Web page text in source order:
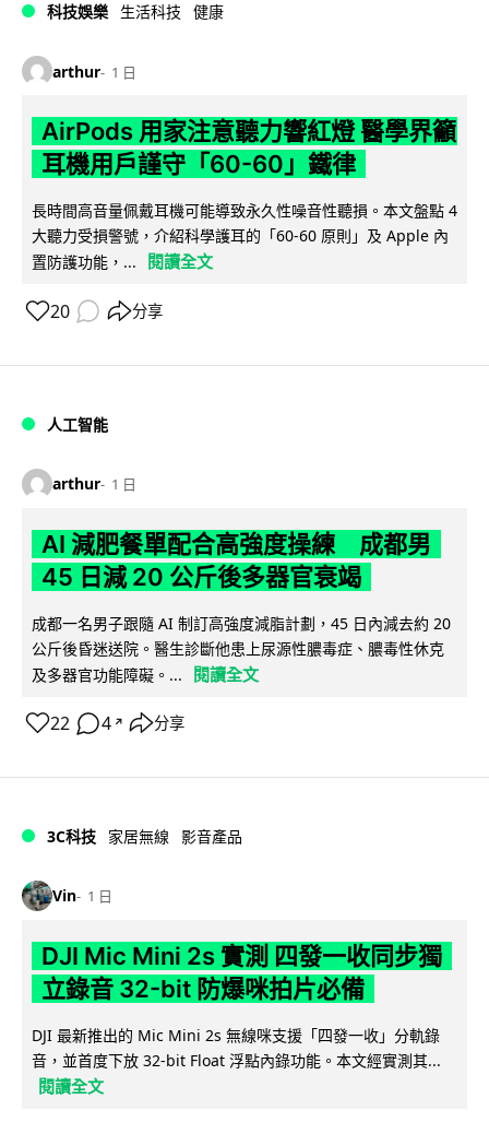
科技娛樂 生活科技 健康
arthur 1 日
AirPods 用家注意聽力響紅燈 醫學界籲
耳機用戶謹守「60-60」鐵律
長時間高音量佩戴耳機可能導致永久性噪音性聽損。本文盤點 4
大聽力受損警號，介紹科學護耳的「60-60 原則」及 Apple 內
置防護功能，...
閱讀全文
20 分享
人工智能
arthur 1 日
AI 減肥餐單配合高強度操練 成都男
45 日減 20 公斤後多器官衰竭
成都一名男子跟隨 AI 制訂高強度減脂計劃，45 日內減去約 20
公斤後昏迷送院。醫生診斷他患上尿源性膿毒症、膿毒性休克
及多器官功能障礙。...
閱讀全文
22 4 ↗ 分享
3C科技 家居無線 影音產品
Vin 1 日
DJI Mic Mini 2s 實測 四發一收同步獨
立錄音 32-bit 防爆咪拍片必備
DJI 最新推出的 Mic Mini 2s 無線咪支援「四發一收」分軌錄
音，並首度下放 32-bit Float 浮點內錄功能。本文經實測其...
閱讀全文